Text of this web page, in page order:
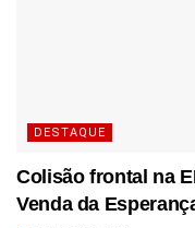
DESTAQUE
Colisão frontal na
Venda da